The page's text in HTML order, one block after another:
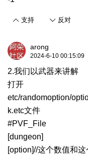
支持 反对
arong
2024-6-10 00:15:09
2.我们以武器来讲解
打开
etc/randomoption/
k.etc文件
#PVF_File
[dungeon]
[option]//这个数值和